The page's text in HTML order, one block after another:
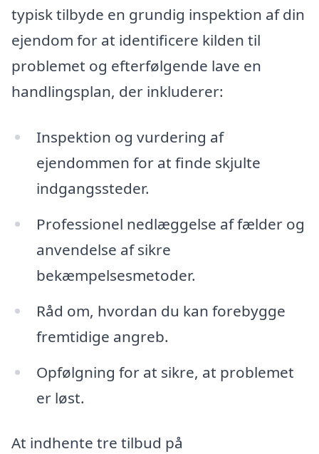
typisk tilbyde en grundig inspektion af din
ejendom for at identificere kilden til
problemet og efterfølgende lave en
handlingsplan, der inkluderer:
Inspektion og vurdering af
ejendommen for at finde skjulte
indgangssteder.
Professionel nedlæggelse af fælder og
anvendelse af sikre
bekæmpelsesmetoder.
Råd om, hvordan du kan forebygge
fremtidige angreb.
Opfølgning for at sikre, at problemet
er løst.
At indhente tre tilbud på